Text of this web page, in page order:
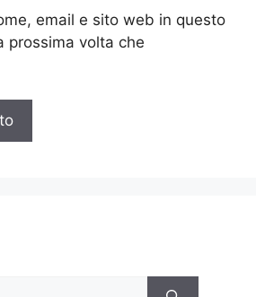
email e sito web in questo
prossima volta che